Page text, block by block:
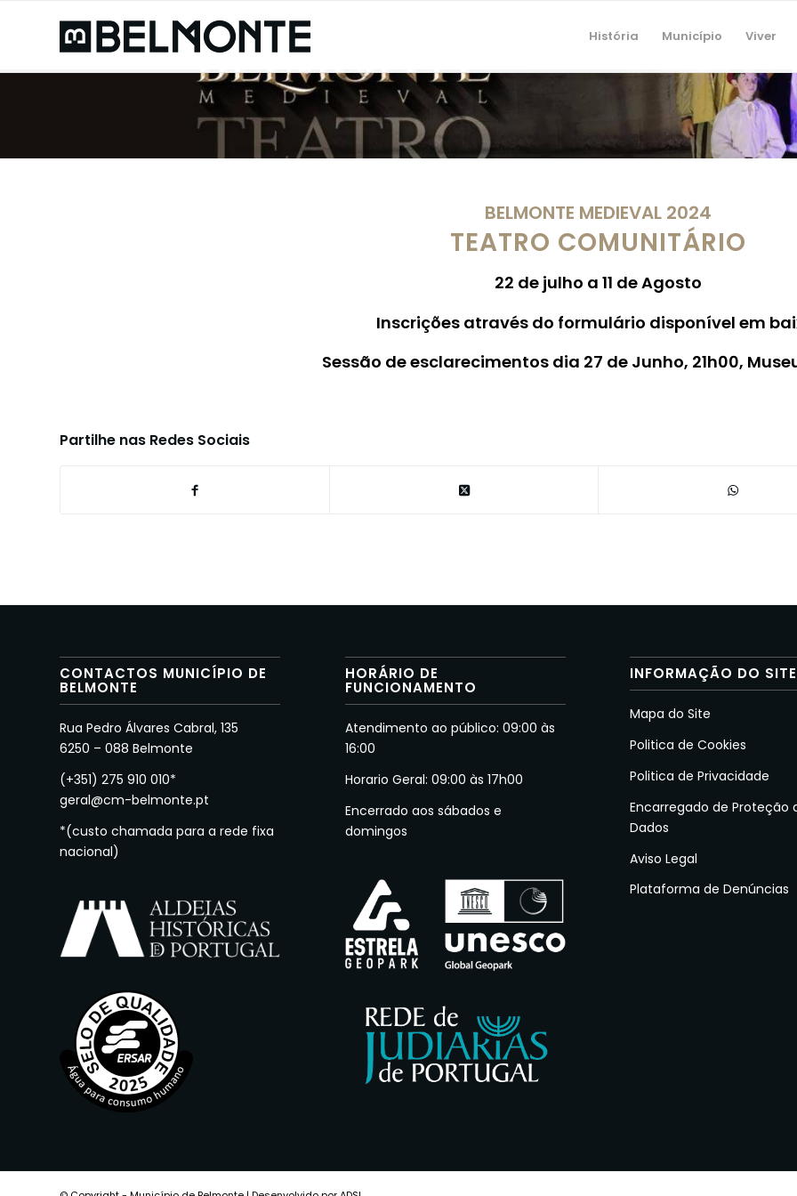
História Município Viver
BELMONTE MEDIEVAL 2024
TEATRO COMUNITÁRIO
22 de julho a 11 de Agosto
Inscrições através do formulário disponível em
Sessão de esclarecimentos dia 27 de Junho, 21h00,
Partilhe nas Redes Sociais
CONTACTOS MUNICÍPIO DE
BELMONTE
Rua Pedro Álvares Cabral, 135
6250 – 088 Belmonte
(+351) 275 910 010*
geral@cm-belmonte.pt
*(custo chamada para a rede fixa
nacional)
HORÁRIO DE
FUNCIONAMENTO
Atendimento ao público: 09:00 às
16:00
Horario Geral: 09:00 às 17h00
Encerrado aos sábados e
domingos
INFORMAÇÃO DO SITE
Mapa do Site
Politica de Cookies
Politica de Privacidade
Encarregado de Proteção
Dados
Aviso Legal
Plataforma de Denúncias